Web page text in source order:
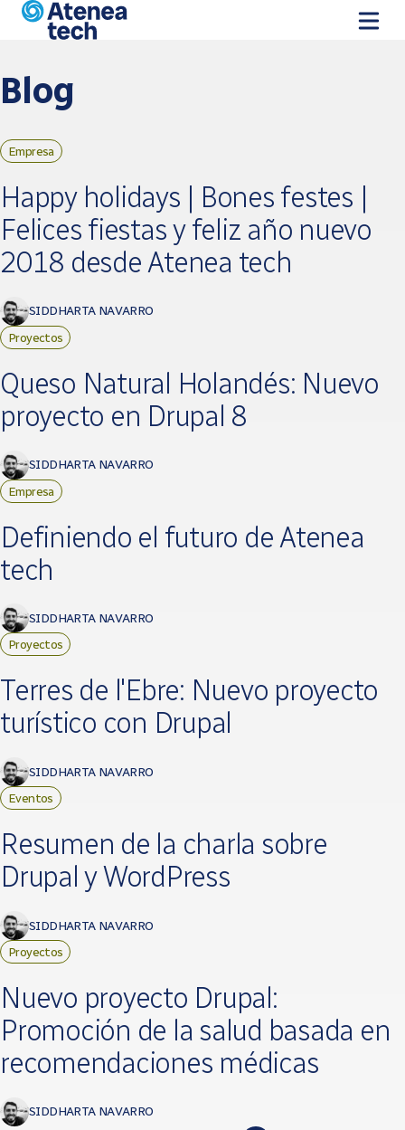
Vés al contingut
Blog
Empresa
Happy holidays | Bones festes |
Felices fiestas y feliz año nuevo
2018 desde Atenea tech
SIDDHARTA NAVARRO
Proyectos
Queso Natural Holandés: Nuevo
proyecto en Drupal 8
SIDDHARTA NAVARRO
Empresa
Definiendo el futuro de Atenea
tech
SIDDHARTA NAVARRO
Proyectos
Terres de l'Ebre: Nuevo proyecto
turístico con Drupal
SIDDHARTA NAVARRO
Eventos
Resumen de la charla sobre
Drupal y WordPress
SIDDHARTA NAVARRO
Proyectos
Nuevo proyecto Drupal:
Promoción de la salud basada en
recomendaciones médicas
SIDDHARTA NAVARRO
Pàgines